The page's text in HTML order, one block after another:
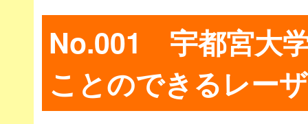
No.001 宇都宮大
ことのできるレー